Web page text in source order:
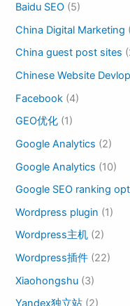
Baidu SEO (5)
China Digital Marketing
China guest post sites
Chinese Website
Facebook (4)
GEO优化 (1)
Google Analytics (2)
Google Analytics (10)
Google SEO ranking
Wordpress plugin (1)
Wordpress主机 (2)
Wordpress插件 (22)
Xiaohongshu (3)
Yandex独立站 (2)